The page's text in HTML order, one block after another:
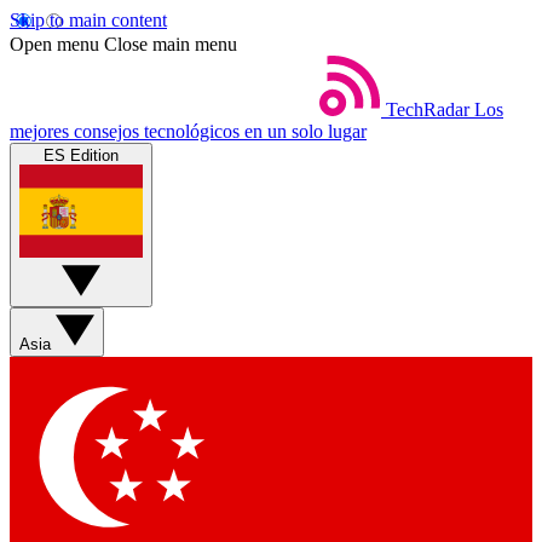
Skip to main content
Open menu Close main menu
TechRadar Los
mejores consejos tecnológicos en un solo lugar
ES Edition
Asia